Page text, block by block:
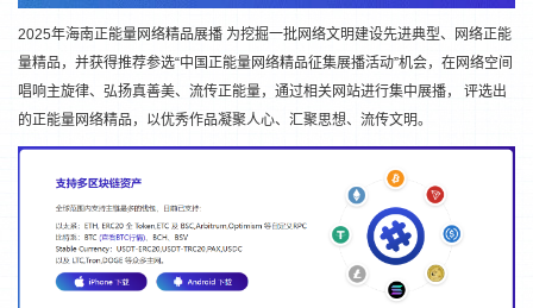
2025年海南正能量网络精品展播 为挖掘一批网络文明建设先进典型、网络正能
量精品，并获得推荐参选“中国正能量网络精品征集展播活动”机会，在网络空间
唱响主旋律、弘扬真善美、流传正能量，通过相关网站进行集中展播， 评选出
的正能量网络精品，以优秀作品凝聚人心、汇聚思想、流传文明。